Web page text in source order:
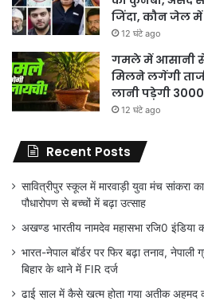
जिंदा, कौन जेल
12 घंटे ago
गमले में आसानी से
मिलने लगेंगी
लानी पड़ेगी
12 घंटे ago
Recent Posts
सावित्रीपुर स्कूल में मारवाड़ी युवा मंच सांकरा
पौधारोपण से बच्चों में बढ़ा उत्साह
अखण्ड भारतीय नामदेव महासभा रजि0 इंडिया
भारत-नेपाल बॉर्डर पर फिर बढ़ा तनाव, नेपाली
बिहार के थाने में FIR दर्ज
ढाई साल में कैसे खत्म होता गया अतीक